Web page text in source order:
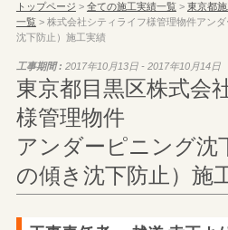
トップページ > 全ての施工実績一覧> 東京都
一覧> 株式会社シティライフ様管理物件アン
沈下防止）施工実績
工事期間 : 2017年10月13日 - 2017年10月14日
東京都目黒区株式会
様管理物件
アンダーピニング沈
の傾き沈下防止）施